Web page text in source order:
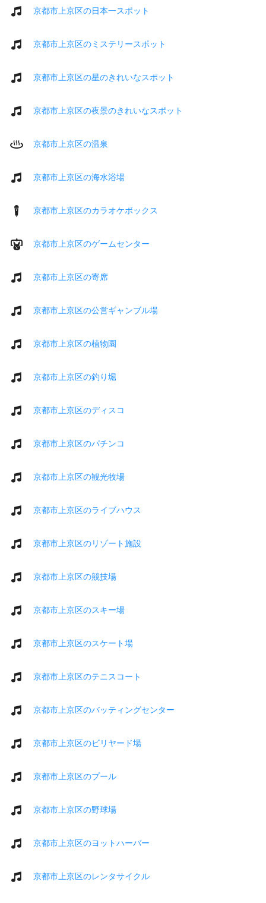
京都市上京区の日本一スポット
京都市上京区のミステリースポット
京都市上京区の星のきれいなスポット
京都市上京区の夜景のきれいなスポット
京都市上京区の温泉
京都市上京区の海水浴場
京都市上京区のカラオケボックス
京都市上京区のゲームセンター
京都市上京区の寄席
京都市上京区の公営ギャンブル場
京都市上京区の植物園
京都市上京区の釣り堀
京都市上京区のディスコ
京都市上京区のパチンコ
京都市上京区の観光牧場
京都市上京区のライブハウス
京都市上京区のリゾート施設
京都市上京区の競技場
京都市上京区のスキー場
京都市上京区のスケート場
京都市上京区のテニスコート
京都市上京区のバッティングセンター
京都市上京区のビリヤード場
京都市上京区のプール
京都市上京区の野球場
京都市上京区のヨットハーバー
京都市上京区のレンタサイクル